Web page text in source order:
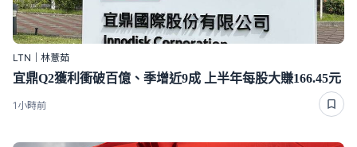
LTN｜林薏茹
宜鼎Q2獲利衝破百億、季增近9成 上半年每股大賺166.45元
1小時前